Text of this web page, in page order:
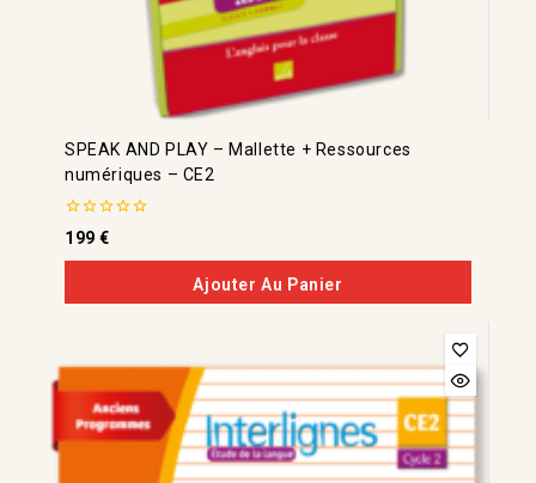
SPEAK AND PLAY – Mallette + Ressources
numériques – CE2
0
de
5
199€
Ajouter Au Panier